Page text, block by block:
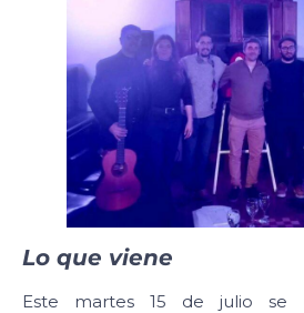
Lo que viene
Este martes 15 de julio se